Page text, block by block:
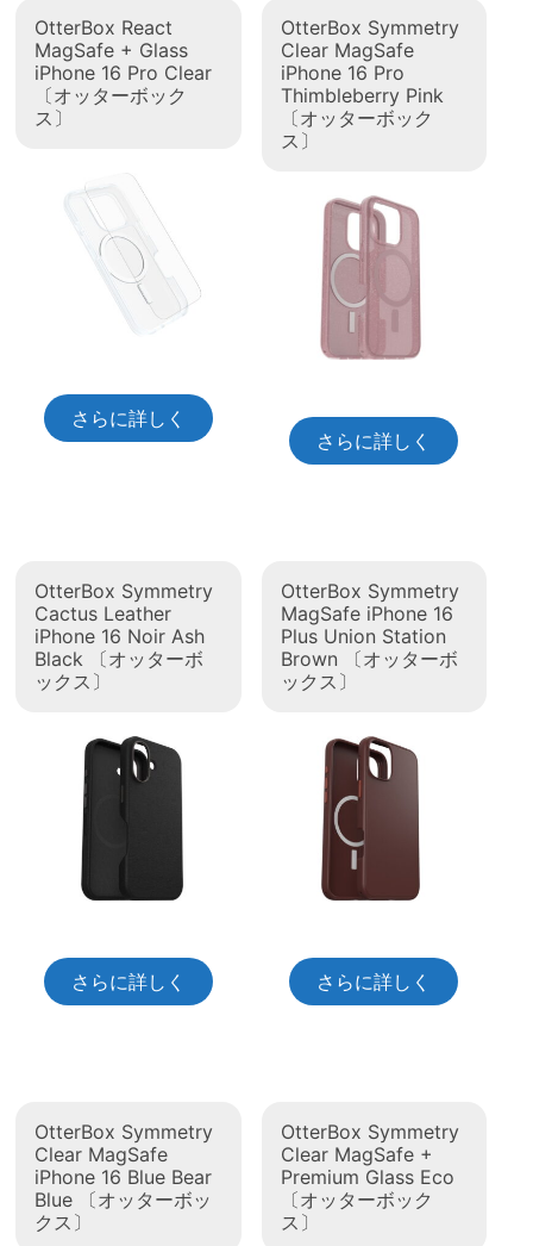
OtterBox React
MagSafe + Glass
iPhone 16 Pro Clear
〔オッターボック
ス〕
さらに詳しく
OtterBox Symmetry
Clear MagSafe
iPhone 16 Pro
Thimbleberry Pink
〔オッターボック
ス〕
さらに詳しく
OtterBox Symmetry
Cactus Leather
iPhone 16 Noir Ash
Black 〔オッターボ
ックス〕
さらに詳しく
OtterBox Symmetry
MagSafe iPhone 16
Plus Union Station
Brown 〔オッターボ
ックス〕
さらに詳しく
OtterBox Symmetry
Clear MagSafe
iPhone 16 Blue Bear
Blue 〔オッターボッ
クス〕
OtterBox Symmetry
Clear MagSafe +
Premium Glass Eco
〔オッターボック
ス〕